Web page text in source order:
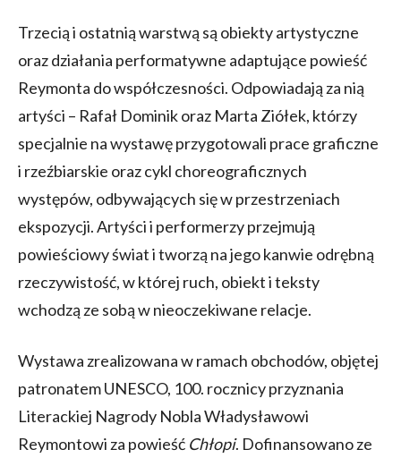
Trzecią i ostatnią warstwą są obiekty artystyczne
oraz działania performatywne adaptujące powieść
Reymonta do współczesności. Odpowiadają za nią
artyści – Rafał Dominik oraz Marta Ziółek, którzy
specjalnie na wystawę przygotowali prace graficzne
i rzeźbiarskie oraz cykl choreograficznych
występów, odbywających się w przestrzeniach
ekspozycji. Artyści i performerzy przejmują
powieściowy świat i tworzą na jego kanwie odrębną
rzeczywistość, w której ruch, obiekt i teksty
wchodzą ze sobą w nieoczekiwane relacje.
Wystawa zrealizowana w ramach obchodów, objętej
patronatem UNESCO, 100. rocznicy przyznania
Literackiej Nagrody Nobla Władysławowi
Reymontowi za powieść Chłopi. Dofinansowano ze